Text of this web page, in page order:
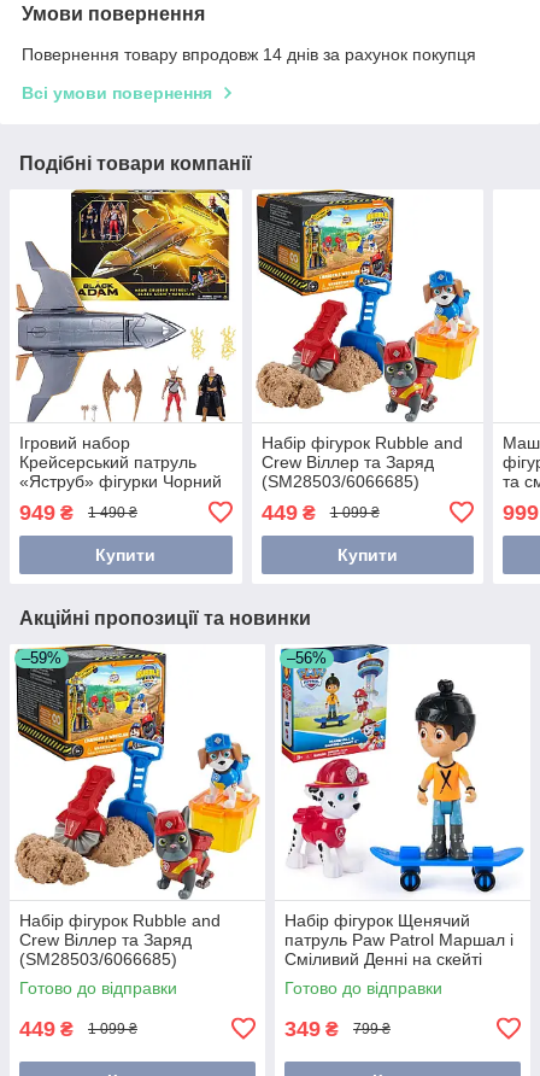
Умови повернення
Повернення товару впродовж 14 днів за рахунок покупця
Всі умови повернення
Подібні товари компанії
Ігровий набор
Крейсерський патруль
«Яструб» фігурки Чорний
Адам та Людина-Яструб
6064871 Spin Master
949 ₴ 1 490 ₴
Купити
Набір фігурок Rubble and
Crew Віллер та Заряд
(SM28503/6066685)
449₴ 1 099 ₴
Купити
та
999
Акційні пропозиції та новинки
–59%
Набір фігурок Rubble and
Crew Віллер та Заряд
(SM28503/6066685)
Готово до відправки
449 ₴ 1 099 ₴
–56%
Набір фігурок Щенячий
патруль Paw Patrol Маршал і
Сміливий Денні на скейті
6071046/20148740
Готово до відправки
349 ₴ 799 ₴